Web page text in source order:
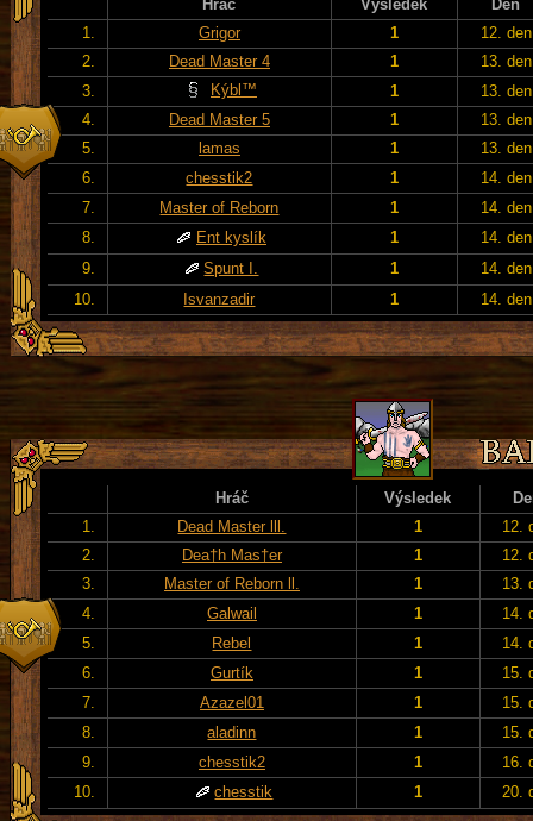
Hráč Výsledek
Den
1.
Grigor 1
12. den
2.
Dead Master 4 1
13. den
3.
Kýbl™ 1
13. den
4.
Dead Master 5 1
13. den
5.
lamas 1
13. den
6.
chesstik2 1
14. den
7.
Master of Reborn 1
14. den
8.
Ent kyslík 1
14. den
9.
Spunt I. 1
14. den
10.
Isvanzadir 1 14. den
Hráč Výsledek
1.
Dead Master lll. 1
12.
2.
Dea†h Mas†er 1
12.
3.
Master of Reborn ll. 1
13.
4.
Galwail 1
14.
5.
Rebel 1
14.
6.
Gurtík 1
15.
7.
Azazel01 1
15.
8.
aladinn 1
15.
9.
chesstik2 1
16.
10.
chesstik 1 20.